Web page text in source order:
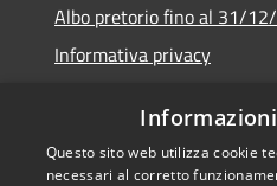
Albo pretorio fino al 31/
Informativa privacy
Dichiarazione di accessibilità
Questo sito web utilizza cookie
necessari al corretto